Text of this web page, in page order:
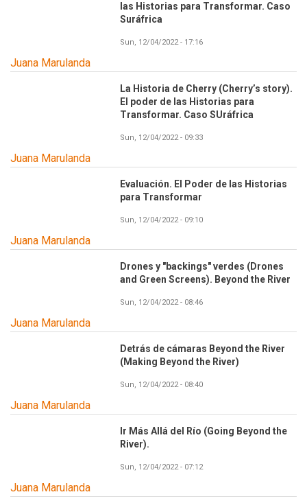
las Historias para Transformar. Caso
Suráfrica
Sun, 12/04/2022 - 17:16
Juana Marulanda
La Historia de Cherry (Cherry’s story).
El poder de las Historias para
Transformar. Caso SUráfrica
Sun, 12/04/2022 - 09:33
Juana Marulanda
Evaluación. El Poder de las Historias
para Transformar
Sun, 12/04/2022 - 09:10
Juana Marulanda
Drones y "backings" verdes (Drones
and Green Screens). Beyond the River
Sun, 12/04/2022 - 08:46
Juana Marulanda
Detrás de cámaras Beyond the River
(Making Beyond the River)
Sun, 12/04/2022 - 08:40
Juana Marulanda
Ir Más Allá del Río (Going Beyond the
River).
Sun, 12/04/2022 - 07:12
Juana Marulanda